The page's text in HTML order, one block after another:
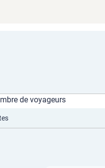
de voyageurs